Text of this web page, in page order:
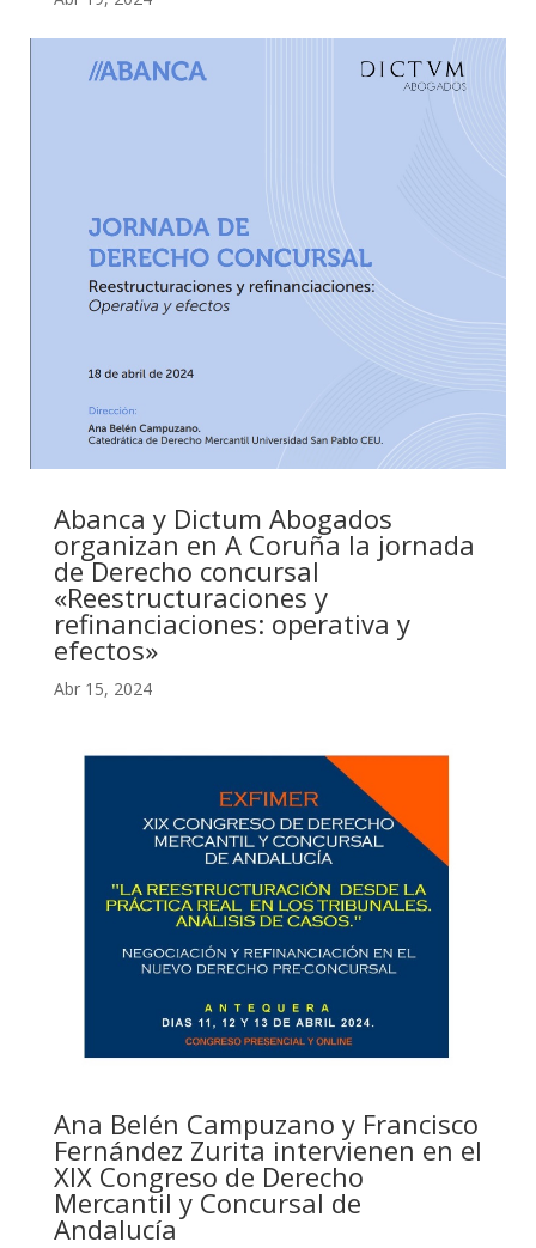
Abanca y Dictum Abogados
organizan en A Coruña la jornada
de Derecho concursal
«Reestructuraciones y
refinanciaciones: operativa y
efectos»
Abr 15, 2024
Ana Belén Campuzano y Francisco
Fernández Zurita intervienen en el
XIX Congreso de Derecho
Mercantil y Concursal de
Andalucía